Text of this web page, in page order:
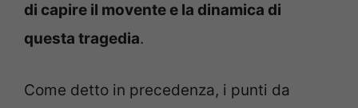
di capire il movente e la dinamica di
questa tragedia.
Come detto in precedenza, i punti da